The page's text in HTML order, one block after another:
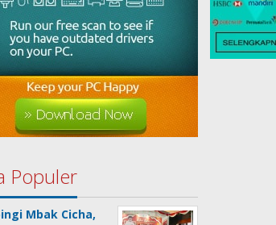
Populer
Mbak Cicha,